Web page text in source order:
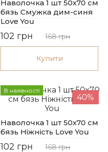
Наволочка 1 шт 50x70 см
бязь Смужка дим-синя
Love You
102 грн 168 грн
Купити
В наявності
40%
Наволочка 1 шт 50x70 см
бязь Ніжність Love You
102 грн 168 грн